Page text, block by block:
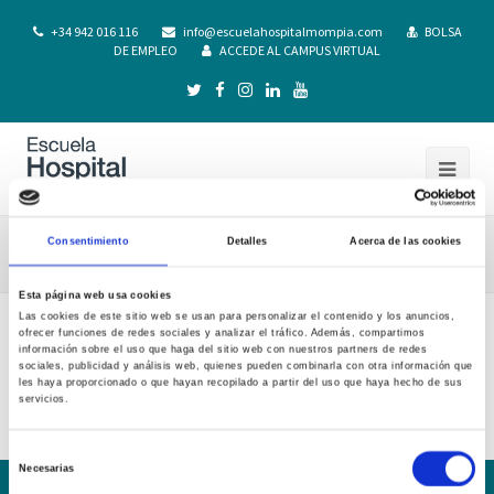
Consentimiento Detalles Acerca de las cookies
Esta página web usa cookies
Las cookies de este sitio web se usan para personalizar el contenido y los anuncios,
ofrecer funciones de redes sociales y analizar el tráfico. Además, compartimos
información sobre el uso que haga del sitio web con nuestros partners de redes
sociales, publicidad y análisis web, quienes pueden combinarla con otra información que
les haya proporcionado o que hayan recopilado a partir del uso que haya hecho de sus
servicios.
Necesarias
+34 942 016 116 info@escuelahospitalmompia.com
BOLSA
DE EMPLEO
ACCEDE AL CAMPUS VIRTUAL
doctor